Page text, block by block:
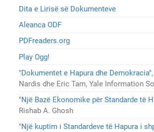
Dita e Lirisë së Dokumenteve
Aleanca ODF
PDFreaders.org
Play Ogg!
"Dokumentet e Hapura dhe Demokracia"
Nardis dhe Eric Tam, Yale Information
"Një Bazë Ekonomike për Standarde të
Rishab A. Ghosh
"Një kuptim i Standardeve të Hapura i